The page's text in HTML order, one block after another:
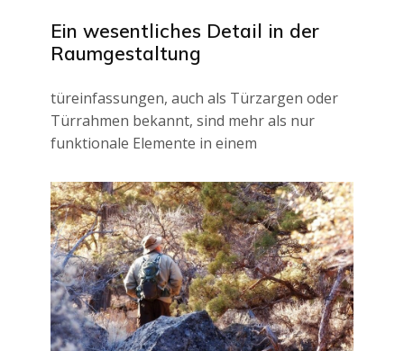
Ein wesentliches Detail in der
Raumgestaltung
türeinfassungen, auch als Türzargen oder
Türrahmen bekannt, sind mehr als nur
funktionale Elemente in einem